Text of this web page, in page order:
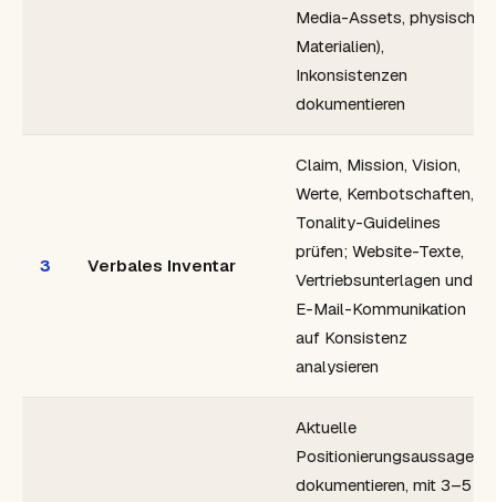
Media-Assets, physische
Materialien),
Inkonsistenzen
dokumentieren
3 Verbales Inventar
Claim, Mission, Vision,
Werte, Kernbotschaften,
Tonality-Guidelines
prüfen; Website-Texte,
Vertriebsunterlagen und
E-Mail-Kommunikation
auf Konsistenz
analysieren
Aktuelle
Positionierungsaussage
dokumentieren, mit 3–5